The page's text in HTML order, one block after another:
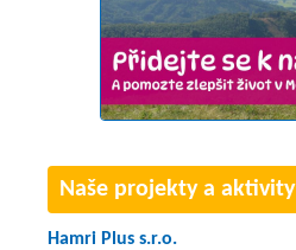
Naše projekty a aktivity
Hamri Plus s.r.o.